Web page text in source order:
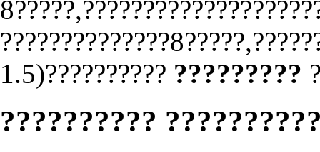
1.5)?????????? ?????????
??????????